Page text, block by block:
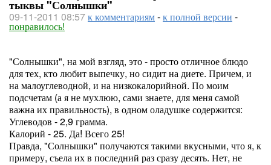
тыквы "Солнышки"
09-11-2011 08:57к комментариям-к полной версии -
понравилось!
"Солнышки", на мой взгляд, это - просто отличное блюдо
для тех, кто любит выпечку, но сидит на диете. Причем, и
на малоуглеводной, и на низкокалорийной. По моим
подсчетам (а я не мухлюю, сами знаете, для меня самой
важна их правильность), в одном оладушке содержится:
Углеводов - 2,9 грамма.
Калорий - 25. Да! Всего 25!
Правда, "Солнышки" получаются такими вкусными, что я, к
примеру, съела их в последний раз сразу десять. Нет, не